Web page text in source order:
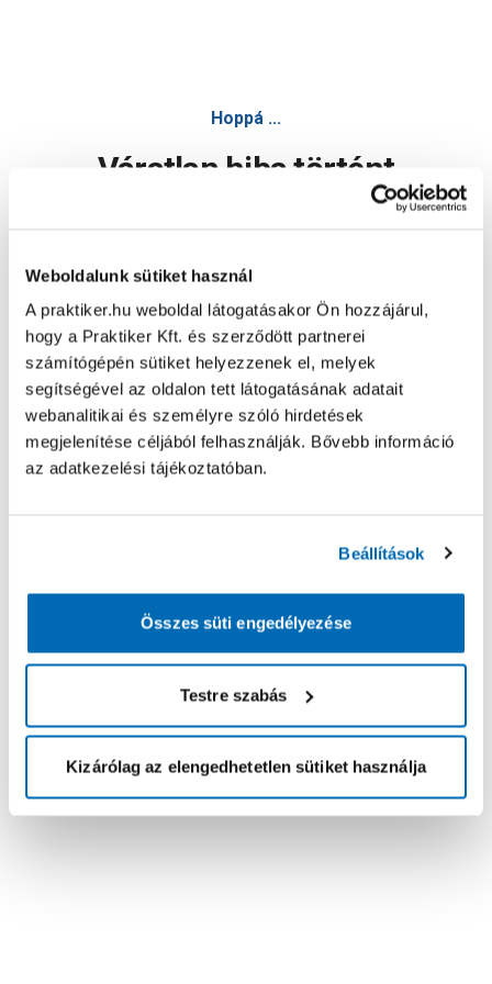
Weboldalunk sütiket használ
A praktiker.hu weboldal látogatásakor Ön hozzájárul,
hogy a Praktiker Kft. és szerződött partnerei
számítógépén sütiket helyezzenek el, melyek
segítségével az oldalon tett látogatásának adatait
webanalitikai és személyre szóló hirdetések
megjelenítése céljából felhasználják. Bővebb információ
az adatkezelési tájékoztatóban.
Beállítások
Összes süti engedélyezése
Testre szabás
Kizárólag az elengedhetetlen sütiket használja
Hoppá ...
Váratlan hiba történt
Oldal újratöltése